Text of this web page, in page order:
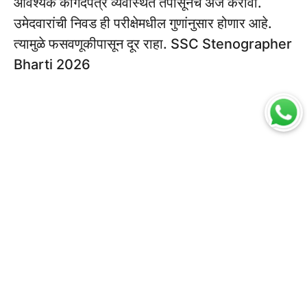
उमेदवारांची निवड ही परीक्षेमधील गुणांनुसार होणार आहे.
त्यामुळे फसवणूकीपासून दूर राहा. SSC Stenographer
Bharti 2026